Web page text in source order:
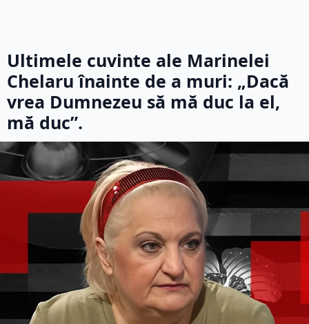
Ultimele cuvinte ale Marinelei
Chelaru înainte de a muri: „Dacă
vrea Dumnezeu să mă duc la el,
mă duc”.